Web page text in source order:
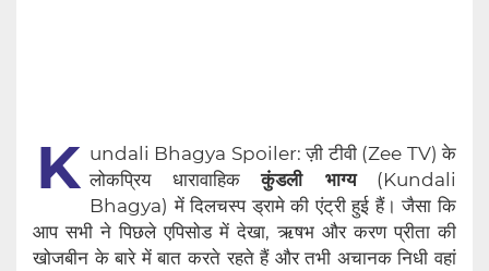
K undali Bhagya Spoiler: ज़ी टीवी (Zee TV) के
लोकप्रिय धारावाहिककुंडली भाग्य(Kundali
Bhagya) में दिलचस्प ड्रामे की एंट्री हुई हैं। जैसा कि
आप सभी ने पिछले एपिसोड में देखा, ऋषभ और करण प्रीता की
खोजबीन के बारे में बात करते रहते हैं और तभी अचानक निधी वहां